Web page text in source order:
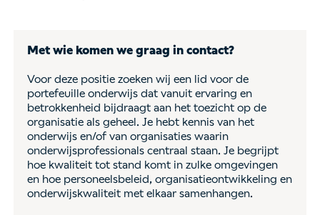
Met wie komen we graag in contact?
Voor deze positie zoeken wij een lid voor de
portefeuille onderwijs dat vanuit ervaring en
betrokkenheid bijdraagt aan het toezicht op de
organisatie als geheel. Je hebt kennis van het
onderwijs en/of van organisaties waarin
onderwijsprofessionals centraal staan. Je begrijpt
hoe kwaliteit tot stand komt in zulke omgevingen
en hoe personeelsbeleid, organisatieontwikkeling en
onderwijskwaliteit met elkaar samenhangen.